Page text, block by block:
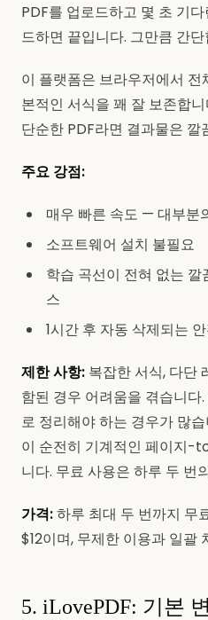
PDF를 업로드하고 몇 초 기
드하면 끝입니다. 그만큼 간단
이 플랫폼은 브라우저에서 전
본적인 서식을 꽤 잘 보존합
단순한 PDF라면 결과물은 깔
주요 강점:
매우 빠른 속도 — 대부분
소프트웨어 설치 불필요
학습 곡선이 전혀 없는
스
1시간 후 자동 삭제되는
제한 사항: 복잡한 서식, 다단
함된 경우 어려움을 겪습니
로 정리해야 하는 경우가 많
이 순전히 기계적인 페이지-
니다. 무료 사용은 하루 두 번
가격:하루 최대 두 번까지 무
$12이며, 무제한 이용과 일괄
5. iLovePDF: 기본